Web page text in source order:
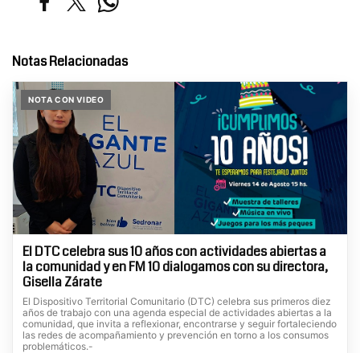
Notas Relacionadas
NOTA CON VIDEO
El DTC celebra sus 10 años con actividades abiertas a
la comunidad y en FM 10 dialogamos con su directora,
Gisella Zárate
El Dispositivo Territorial Comunitario (DTC) celebra sus primeros diez
años de trabajo con una agenda especial de actividades abiertas a la
comunidad, que invita a reflexionar, encontrarse y seguir fortaleciendo
las redes de acompañamiento y prevención en torno a los consumos
problemáticos.-